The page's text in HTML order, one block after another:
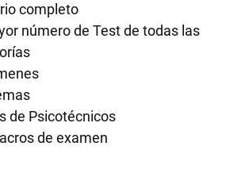
completo
número de Test de todas las
de Psicotécnicos
de examen